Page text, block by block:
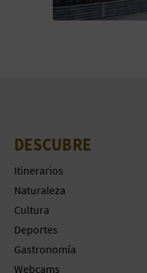
DESCUBRE
Itinerarios
Naturaleza
Cultura
Deportes
Gastronomía
Webcams